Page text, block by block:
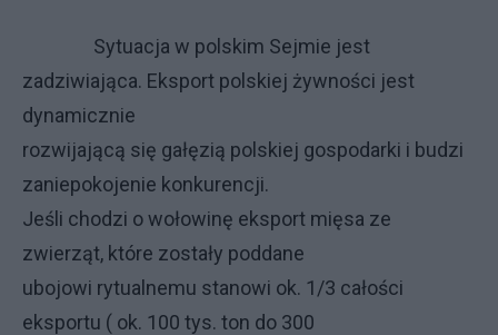
Sytuacja w polskim Sejmie jest
zadziwiająca. Eksport polskiej żywności jest
dynamicznie
rozwijającą się gałęzią polskiej gospodarki i budzi
zaniepokojenie konkurencji.
Jeśli chodzi o wołowinę eksport mięsa ze
zwierząt, które zostały poddane
ubojowi rytualnemu stanowi ok. 1/3 całości
eksportu ( ok. 100 tys. ton do 300